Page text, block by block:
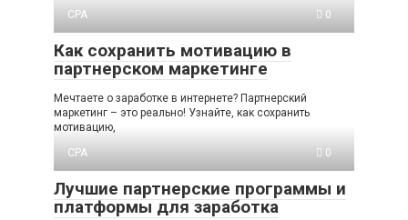
CPA
0
Как сохранить мотивацию в
партнерском маркетинге
Мечтаете о заработке в интернете? Партнерский
маркетинг – это реально! Узнайте, как сохранить
мотивацию,
CPA
0
Лучшие партнерские программы и
платформы для заработка